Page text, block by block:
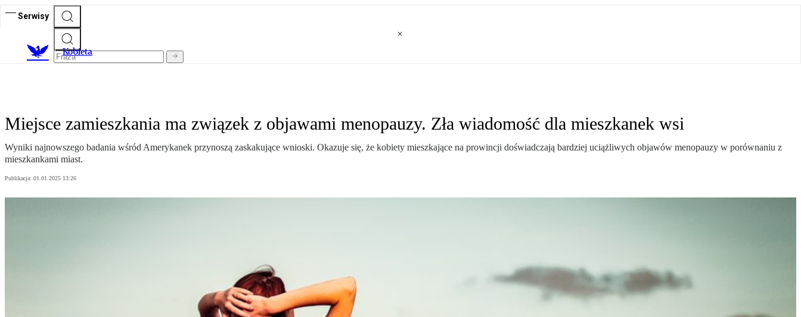
Serwisy
Kobieta
Miejsce zamieszkania ma związek z objawami menopauzy. Zła wiadomość dla mieszkanek wsi
Wyniki najnowszego badania wśród Amerykanek przynoszą zaskakujące wnioski. Okazuje się, że kobiety mieszkające na prowincji doświadczają bardziej uciążliwych objawów menopauzy w porównaniu z
mieszkankami miast.
Publikacja: 01.01.2025 13:26